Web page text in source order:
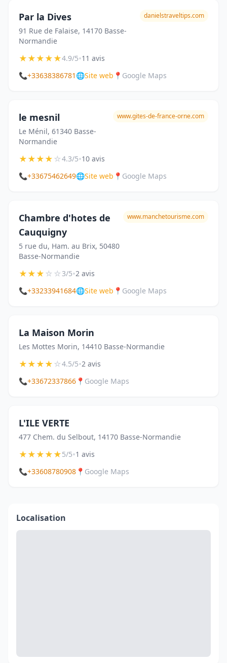
Par la Dives
91 Rue de Falaise, 14170 Basse-
Normandie
danielstraveltips.com
★★★★★4.9/5•11 avis
📞+33638386781 🌐Site web 📍 Google Maps
le mesnil
Le Ménil, 61340 Basse-
Normandie
www.gites-de-france-orne.com
★★★★☆4.3/5•10 avis
📞+33675462649🌐Site web 📍 Google Maps
Chambre d'hotes de
Cauquigny
5 rue du, Ham. au Brix, 50480
Basse-Normandie
www.manchetourisme.com
★★★☆☆3/5•2 avis
📞+33233941684🌐Site web 📍 Google Maps
La Maison Morin
Les Mottes Morin, 14410 Basse-Normandie
★★★★☆4.5/5•2 avis
📞+33672337866 📍 Google Maps
L'ILE VERTE
477 Chem. du Selbout, 14170 Basse-Normandie
★★★★★5/5•1 avis
📞+33608780908 📍 Google Maps
Localisation